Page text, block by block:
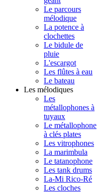
Le parcours
mélodique
La potence à
clochettes
Le bidule de
pluie
L'escargot
Les flûtes à eau
Le bateau
Les mélodiques
Les
métallophones à
tuyaux
Le métallophone
à clés plates
Les vitrophones
La marimbula
Le tatanophone
Les tank drums
La-Mi Rico-Ré
Les cloches